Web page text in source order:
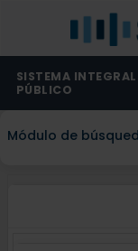
SISTEMA
PÚBLICO
Módulo de